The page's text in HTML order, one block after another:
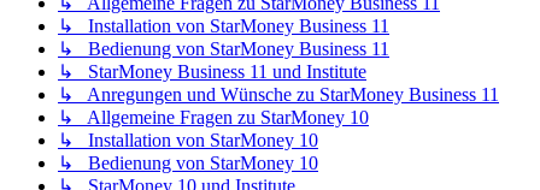
↳ Installation von StarMoney Business 11
↳ Bedienung von StarMoney Business 11
↳ StarMoney Business 11 und Institute
↳ Anregungen und Wünsche zu StarMoney Business 11
↳ Allgemeine Fragen zu StarMoney 10
↳ Installation von StarMoney 10
↳ Bedienung von StarMoney 10